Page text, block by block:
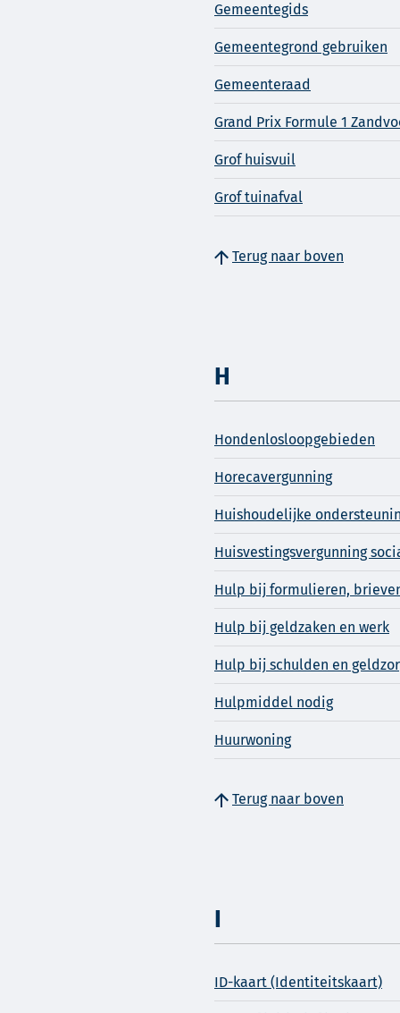
Gemeentegids
Gemeentegrond gebruiken
Gemeenteraad
Grand Prix Formule 1
Grof huisvuil
Grof tuinafval
Terug naar boven
H
Hondenlosloopgebieden
Horecavergunning
Huishoudelijke
Huisvestingsvergunning
Hulp bij formulieren,
Hulp bij geldzaken en werk
Hulp bij schulden en
Hulpmiddel nodig
Huurwoning
Terug naar boven
I
ID-kaart (Identiteitskaart)